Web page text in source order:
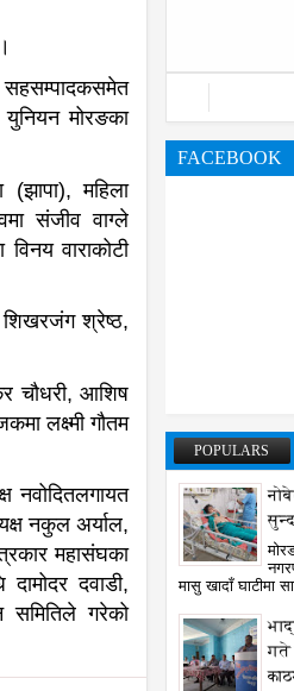
सहसम्पादकसमेत
मोरङका
(झापा), महिला
संजीव वाग्ले
वाराकोटी
शिखरजंग श्रेष्ठ,
चौधरी, आशिष
लक्ष्मी गौतम
नवोदितलगायत
नकुल अर्याल,
महासंघका
दवाडी,
समितिले गरेको
FACEBOOK
POPULARS
मासु खादाँ घाटीमा
गते